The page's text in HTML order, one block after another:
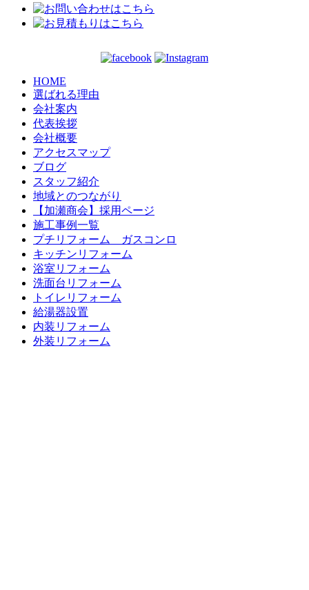
HOME
選ばれる理由
会社案内
代表挨拶
会社概要
アクセスマップ
ブログ
スタッフ紹介
地域とのつながり
【加瀬商会】採用ページ
施工事例一覧
プチリフォーム ガスコンロ
キッチンリフォーム
浴室リフォーム
洗面台リフォーム
トイレリフォーム
給湯器設置
内装リフォーム
外装リフォーム